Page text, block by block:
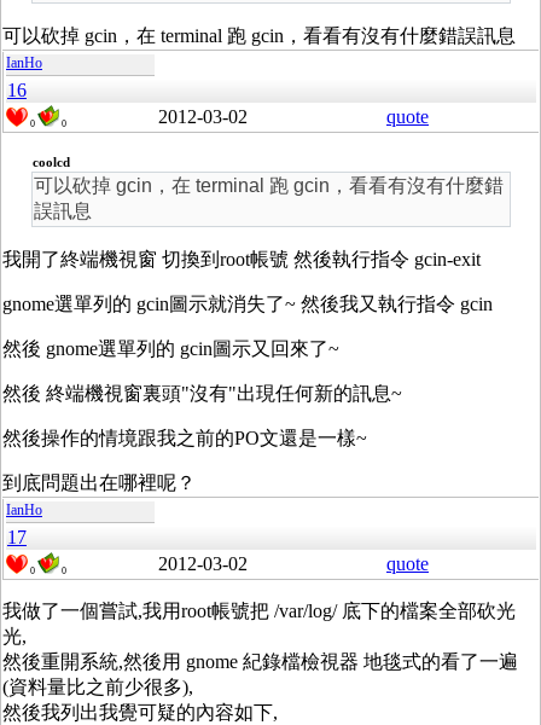
可以砍掉 gcin，在 terminal 跑 gcin，看看有沒有什麼錯誤訊息
IanHo
16
0 0 2012-03-02 quote
coolcd
可以砍掉 gcin，在 terminal 跑 gcin，看看有沒有什麼錯
誤訊息
我開了終端機視窗 切換到root帳號 然後執行指令 gcin-exit
gnome選單列的 gcin圖示就消失了~ 然後我又執行指令 gcin
然後 gnome選單列的 gcin圖示又回來了~
然後 終端機視窗裏頭"沒有"出現任何新的訊息~
然後操作的情境跟我之前的PO文還是一樣~
到底問題出在哪裡呢？
IanHo
17
0 0 2012-03-02 quote
我做了一個嘗試,我用root帳號把 /var/log/ 底下的檔案全部砍光
光,
然後重開系統,然後用 gnome 紀錄檔檢視器 地毯式的看了一遍
(資料量比之前少很多),
然後我列出我覺可疑的內容如下,